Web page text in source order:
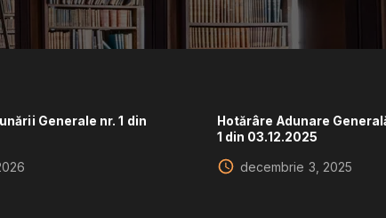
Generale nr. 1 din
Hotărâre Adunare
1 din 03.12.2025
decembrie 3, 2025